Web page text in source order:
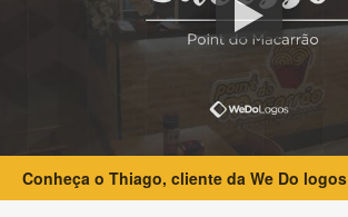
Conheça o Thiago, cliente da We Do logos